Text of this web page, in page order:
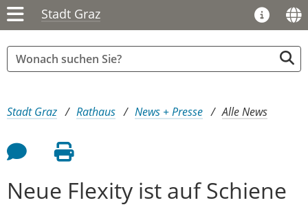
Stadt Graz
Sie sind hier:
Stadt Graz Rathaus News + Presse Alle News
Feedback an Autor
Seite drucken
Neue Flexity ist auf Schiene